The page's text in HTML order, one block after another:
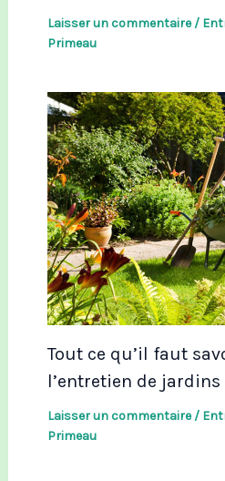
Laisser un commentaire /
Primeau
Tout ce qu’il faut
l’entretien de jardins
Laisser un commentaire/
Primeau